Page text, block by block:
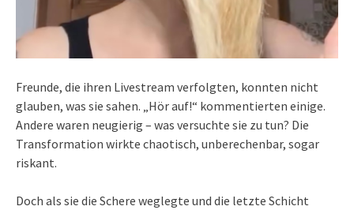
Freunde, die ihren Livestream verfolgten, konnten nicht
glauben, was sie sahen. „Hör auf!“ kommentierten einige.
Andere waren neugierig – was versuchte sie zu tun? Die
Transformation wirkte chaotisch, unberechenbar, sogar
riskant.
Doch als sie die Schere weglegte und die letzte Schicht